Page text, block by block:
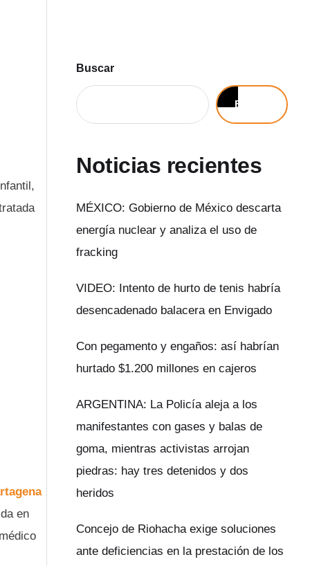
en
Buscar
Buscar
Noticias recientes
MÉXICO: Gobierno de México descarta
energía nuclear y analiza el uso de
fracking
VIDEO: Intento de hurto de tenis habría
desencadenado balacera en Envigado
Con pegamento y engaños: así habrían
hurtado $1.200 millones en cajeros
ARGENTINA: La Policía aleja a los
manifestantes con gases y balas de
goma, mientras activistas arrojan
piedras: hay tres detenidos y dos
heridos
Concejo de Riohacha exige soluciones
ante deficiencias en la prestación de los